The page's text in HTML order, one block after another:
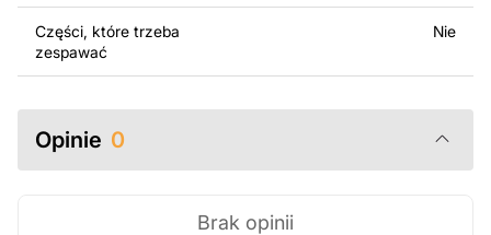
Części, które trzeba
zespawać
Nie
Opinie 0
Brak opinii